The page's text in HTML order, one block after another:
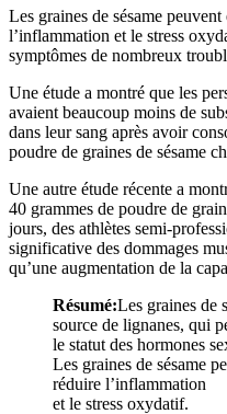
Les graines de sésame
l’inflammation et le stress
symptômes de nombreux
Une étude a montré que les
avaient beaucoup moins de
dans leur sang après avoir
poudre de graines de sésame
Une autre étude récente a
40 grammes de poudre de
jours, des athlètes semi-
significative des dommages
qu’une augmentation de la
Résumé:Les graines de
source de lignanes, qui
le statut des hormones
Les graines de sésame
réduire l’inflammation
et le stress oxydatif.